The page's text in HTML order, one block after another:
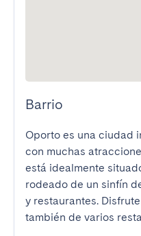
Barrio
Oporto es una ciudad
con muchas
está idealmente
rodeado de un sinfín
y restaurantes.
también de varios